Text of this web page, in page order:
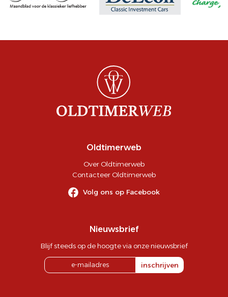
Oldtimerweb
Over Oldtimerweb
Contacteer Oldtimerweb
Volg ons op Facebook
Nieuwsbrief
Blijf steeds op de hoogte via onze nieuwsbrief
inschrijven